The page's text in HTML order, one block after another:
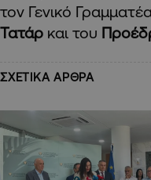
τον Γενικό
Τατάρ και του
ΣΧΕΤΙΚΑ ΑΡΘΡΑ